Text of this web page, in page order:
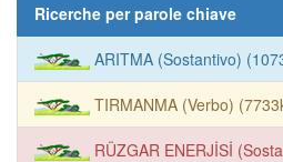
Ricerche per parole chiave
ARITMA (Sostantivo)
TIRMANMA (Verbo)
RÜZGAR ENERJİSİ